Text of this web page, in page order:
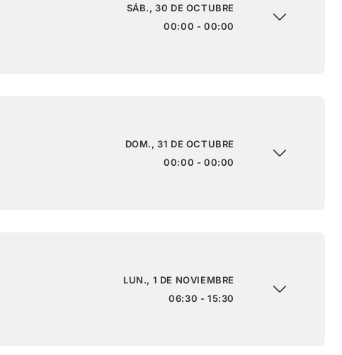
SÁB., 30 DE OCTUBRE
00:00 - 00:00
DOM., 31 DE OCTUBRE
00:00 - 00:00
LUN., 1 DE NOVIEMBRE
06:30 - 15:30